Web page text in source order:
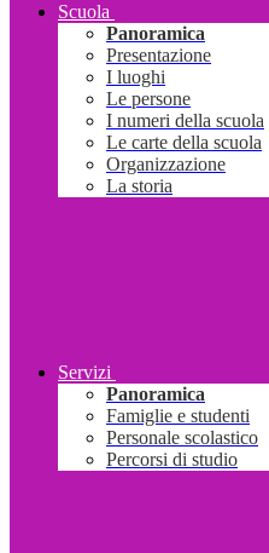
Scuola
Panoramica
Presentazione
I luoghi
Le persone
I numeri della scuola
Le carte della scuola
Organizzazione
La storia
Servizi
Panoramica
Famiglie e studenti
Personale scolastico
Percorsi di studio